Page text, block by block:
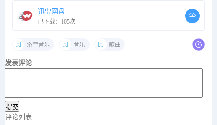
迅雷网盘
已下载：105次
洛雪音乐 音乐 歌曲
发表评论
评论列表